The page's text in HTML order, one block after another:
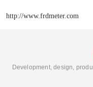
http://www.frdmeter.com
Development, design,